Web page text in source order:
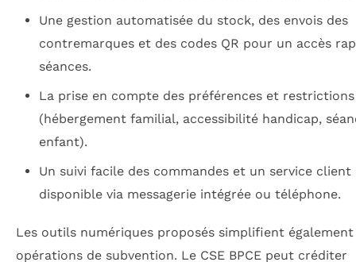
Une gestion automatisée du stock, des envois des
contremarques et des codes QR pour un accès
séances.
La prise en compte des préférences et restrictions
(hébergement familial, accessibilité handicap,
enfant).
Un suivi facile des commandes et un service client
disponible via messagerie intégrée ou téléphone.
Les outils numériques proposés simplifient également
opérations de subvention. Le CSE BPCE peut créditer